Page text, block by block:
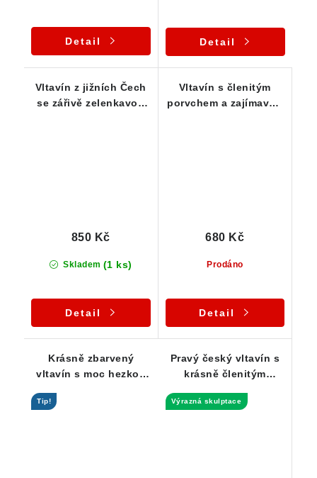
Detail Detail
Vltavín z jižních Čech
se zářivě zelenkavou
Skladem (1 ks)
850 Kč
Detail
Vltavín s členitým
porvchem a zajímavou
Prodáno
680 Kč
Detail
Krásně zbarvený
vltavín s moc hezkou
Tip!
Pravý český vltavín s
krásně členitým
Výrazná skulptace